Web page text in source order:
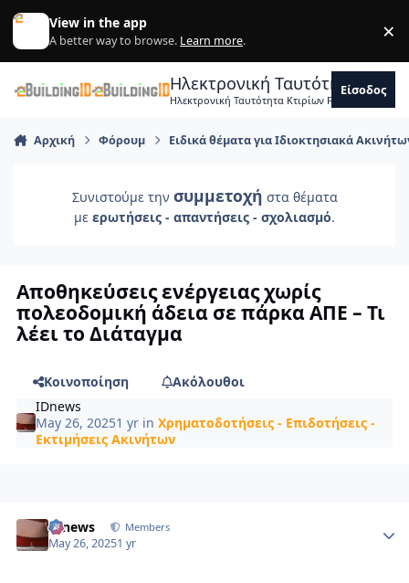
Skip to content
View in the app
A better way to browse. Learn more. ×
Ηλεκτρονική Ταυτότητα
Ηλεκτρονική Ταυτότητα Κτιρίων Forum
Είσοδος
Αρχική Φόρουμ Ειδικά θέματα για Ιδιοκτησιακά
Συνιστούμε την συμμετοχή στα θέματα
με ερωτήσεις - απαντήσεις - σχολιασμό.
Αποθηκεύσεις ενέργειας χωρίς
πολεοδομική άδεια σε πάρκα ΑΠΕ – Τι
λέει το Διάταγμα
Κοινοποίηση
Ακόλουθοι
IDnews
May 26, 20251 yr inΧρηματοδοτήσεις - Επιδοτήσεις -
Εκτιμήσεις Ακινήτων
IDnews Members
May 26, 20251 yr